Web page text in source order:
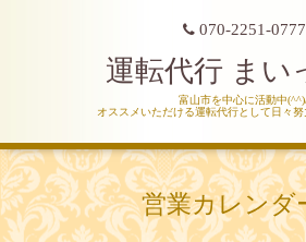
070-2251-0777
運転代行 まい
富山市を中心に活動中
オススメいただける運転代行として日々努
営業カレンダ